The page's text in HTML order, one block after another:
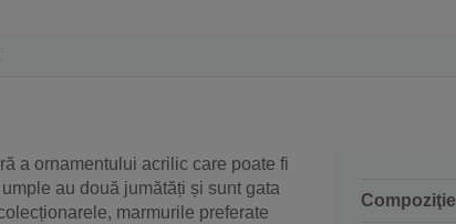
a ornamentului acrilic care poate fi
au două jumătăți și sunt gata
marmurile preferate
Compoziţie